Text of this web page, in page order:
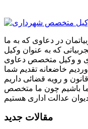
در دعاوی که به ما
که به عنوان وکیل
ماده ۱۰۰ شهرداری و وکیل متخصص دعاوی
خاضعانه تقدیم شما
و رویه قضائی داریم
باشیم چون ما متخصص
عدالت اداری هستیم
مقالات جدید